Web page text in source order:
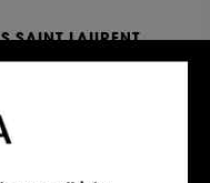
SAINT LAURENT
de
disponibles